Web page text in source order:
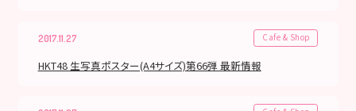
2017.11.27 Cafe & Shop
HKT48 生写真ポスター(A4サイズ)第66弾 最新情報